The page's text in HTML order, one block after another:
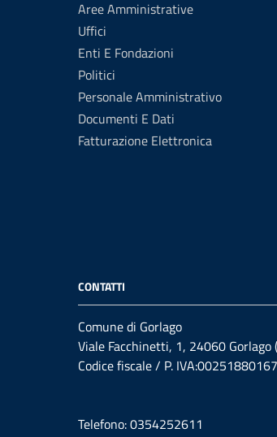
Aree Amministrative
Uffici
Enti E Fondazioni
Politici
Personale Amministrativo
Documenti E Dati
Fatturazione Elettronica
CONTATTI
Comune di Gorlago
Viale Facchinetti, 1, 24060 Gorlago
Codice fiscale / P. IVA:00251880167
Telefono: 0354252611